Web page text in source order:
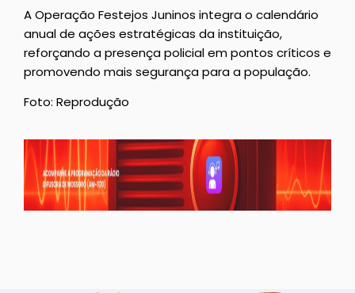
A Operação Festejos Juninos integra o calendário
anual de ações estratégicas da instituição,
reforçando a presença policial em pontos críticos e
promovendo mais segurança para a população.
Foto: Reprodução